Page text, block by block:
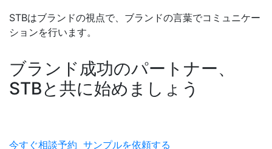
STBはブランドの視点で、ブランドの言葉でコミュニケー
ションを行います。
ブランド成功のパートナー、
STBと共に始めましょう
今すぐ相談予約 サンプルを依頼する